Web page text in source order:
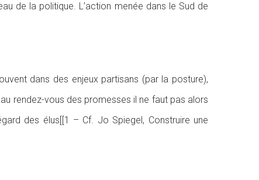
de la politique. L’action menée dans le Sud de
dans des enjeux partisans (par la posture),
rendez-vous des promesses il ne faut pas alors
des élus[[1 – Cf. Jo Spiegel, Construire une